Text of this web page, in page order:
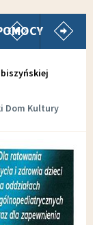
pokaż
Dom Kultury